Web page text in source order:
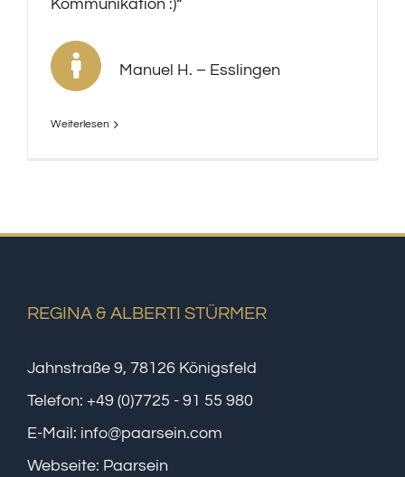
Kommunikation :)“
Manuel H. – Esslingen
Weiterlesen
REGINA & ALBERTI STÜRMER
Jahnstraße 9, 78126 Königsfeld
Telefon: +49 (0)7725 - 91 55 980
E-Mail: info@paarsein.com
Webseite: Paarsein